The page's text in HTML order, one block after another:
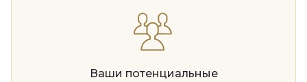
Ваши потенциальные